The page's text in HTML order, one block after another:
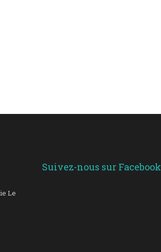
Le
Suivez-nous sur Facebook